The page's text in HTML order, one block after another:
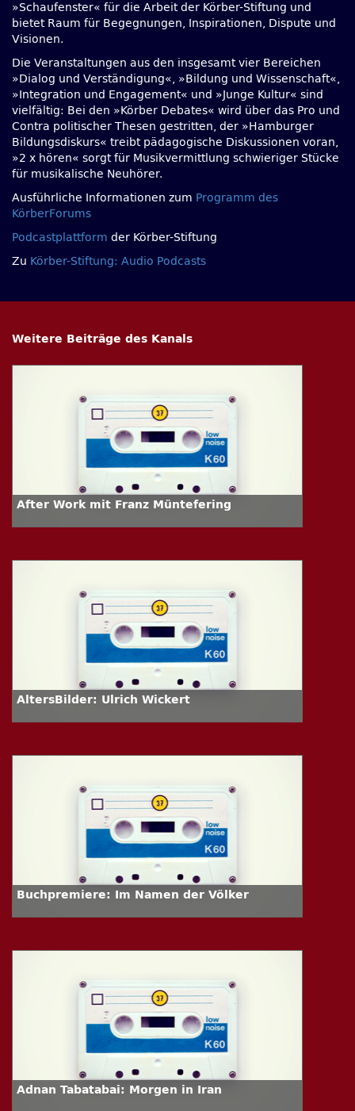
»Schaufenster« für die Arbeit der Körber-Stiftung und
bietet Raum für Begegnungen, Inspirationen, Dispute und
Visionen.
Die Veranstaltungen aus den insgesamt vier Bereichen
»Dialog und Verständigung«, »Bildung und Wissenschaft«,
»Integration und Engagement« und »Junge Kultur« sind
vielfältig: Bei den »Körber Debates« wird über das Pro und
Contra politischer Thesen gestritten, der »Hamburger
Bildungsdiskurs« treibt pädagogische Diskussionen voran,
»2 x hören« sorgt für Musikvermittlung schwieriger Stücke
für musikalische Neuhörer.
Ausführliche Informationen zum Programm des
KörberForums
Podcastplattform der Körber-Stiftung
Zu Körber-Stiftung: Audio Podcasts
Weitere Beiträge des Kanals
After Work mit Franz Müntefering
AltersBilder: Ulrich Wickert
Buchpremiere: Im Namen der Völker
Adnan Tabatabai: Morgen in Iran